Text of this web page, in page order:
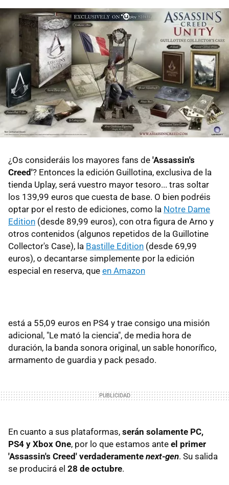
¿Os consideráis los mayores fans de 'Assassin's
Creed'? Entonces la edición Guillotina, exclusiva de la
tienda Uplay, será vuestro mayor tesoro... tras soltar
los 139,99 euros que cuesta de base. O bien podréis
optar por el resto de ediciones, como la Notre Dame
Edition (desde 89,99 euros), con otra figura de Arno y
otros contenidos (algunos repetidos de la Guillotine
Collector's Case), la Bastille Edition (desde 69,99
euros), o decantarse simplemente por la edición
especial en reserva, que en Amazon
está a 55,09 euros en PS4 y trae consigo una misión
adicional, "Le mató la ciencia", de media hora de
duración, la banda sonora original, un sable honorífico,
armamento de guardia y pack pesado.
En cuanto a sus plataformas, serán solamente PC,
PS4 y Xbox One, por lo que estamos ante el primer
'Assassin's Creed' verdaderamente next-gen. Su salida
se producirá el 28 de octubre.